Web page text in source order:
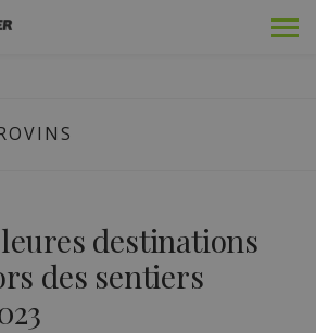
destinations
des sentiers